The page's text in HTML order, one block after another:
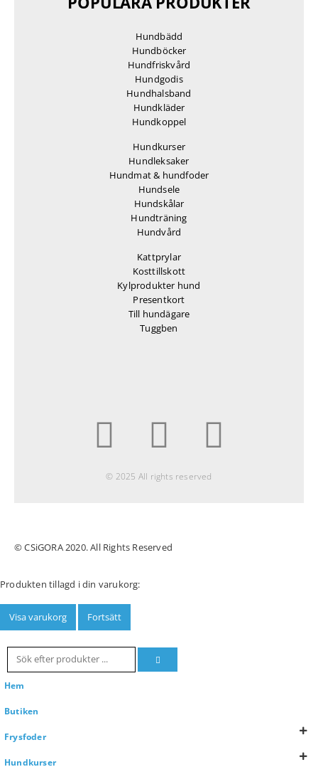
Hundbädd
Hundböcker
Hundfriskvård
Hundgodis
Hundhalsband
Hundkläder
Hundkoppel
Hundkurser
Hundleksaker
Hundmat & hundfoder
Hundsele
Hundskålar
Hundträning
Hundvård
Kattprylar
Kosttillskott
Kylprodukter hund
Presentkort
Till hundägare
Tuggben
© 2025 All rights reserved
© CSiGORA 2020. All Rights Reserved
Produkten tillagd i din varukorg:
Visa varukorg Fortsätt
Hem
Butiken
Frysfoder
Hundkurser